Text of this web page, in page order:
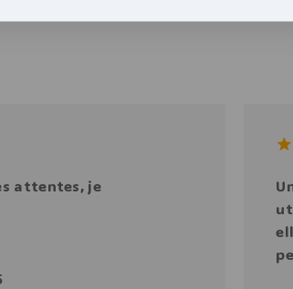
attentes, je